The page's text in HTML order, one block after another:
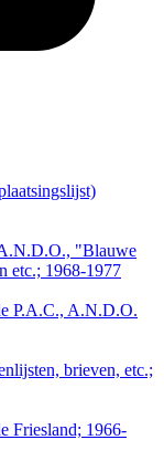
"Blauwe
etc.; 1968-1977
P.A.C., A.N.D.O.
brieven, etc.;
Friesland; 1966-